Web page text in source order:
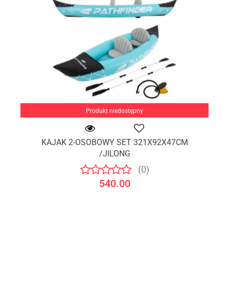
Produkt niedostępny
KAJAK 2-OSOBOWY SET 321X92X47CM
/JILONG
(0)
540.00